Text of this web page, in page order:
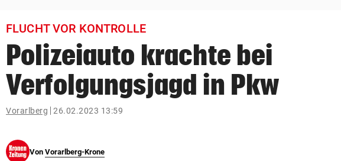
bookmark
search
Suchbegriff
eingeben
© Krone Multimedia GmbH & Co KG 2026
FLUCHT VOR KONTROLLE
Polizeiauto krachte bei
Verfolgungsjagd in Pkw
Vorarlberg 26.02.2023 13:59
Von Vorarlberg-Krone